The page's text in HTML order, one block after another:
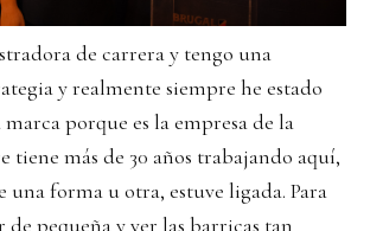
de carrera y tengo una
y realmente siempre he estado
porque es la empresa de la
tiene más de 30 años trabajando aquí,
una forma u otra, estuve ligada. Para
pequeña y ver las barricas tan